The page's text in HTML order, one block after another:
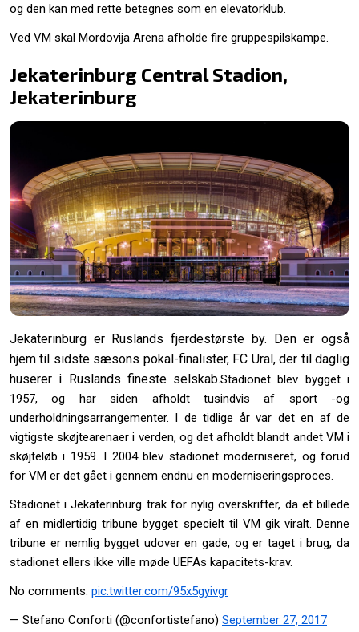
og den kan med rette betegnes som en elevatorklub.
Ved VM skal Mordovija Arena afholde fire gruppespilskampe.
Jekaterinburg Central Stadion,
Jekaterinburg
Jekaterinburg er Ruslands fjerdestørste by. Den er også
hjem til sidste sæsons pokal-finalister, FC Ural, der til daglig
huserer i Ruslands fineste selskab.Stadionet blev bygget i
1957, og har siden afholdt tusindvis af sport -og
underholdningsarrangementer. I de tidlige år var det en af de
vigtigste skøjtearenaer i verden, og det afholdt blandt andet VM i
skøjteløb i 1959. I 2004 blev stadionet moderniseret, og forud
for VM er det gået i gennem endnu en moderniseringsproces.
Stadionet i Jekaterinburg trak for nylig overskrifter, da et billede
af en midlertidig tribune bygget specielt til VM gik viralt. Denne
tribune er nemlig bygget udover en gade, og er taget i brug, da
stadionet ellers ikke ville møde UEFAs kapacitets-krav.
No comments. pic.twitter.com/95x5gyivgr
— Stefano Conforti (@confortistefano) September 27, 2017